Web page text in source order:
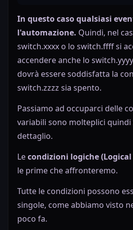
In questo caso qualsiasi
l'automazione. Quindi, nel
switch.xxxx o lo switch.ffff si
accendere anche lo
dovrà essere soddisfatta la
switch.zzzz sia spento.
Passiamo ad occuparci delle
variabili sono molteplici
dettaglio.
Lecondizioni logiche
le prime che affronteremo.
Tutte le condizioni possono
singole, come abbiamo visto
poco fa.